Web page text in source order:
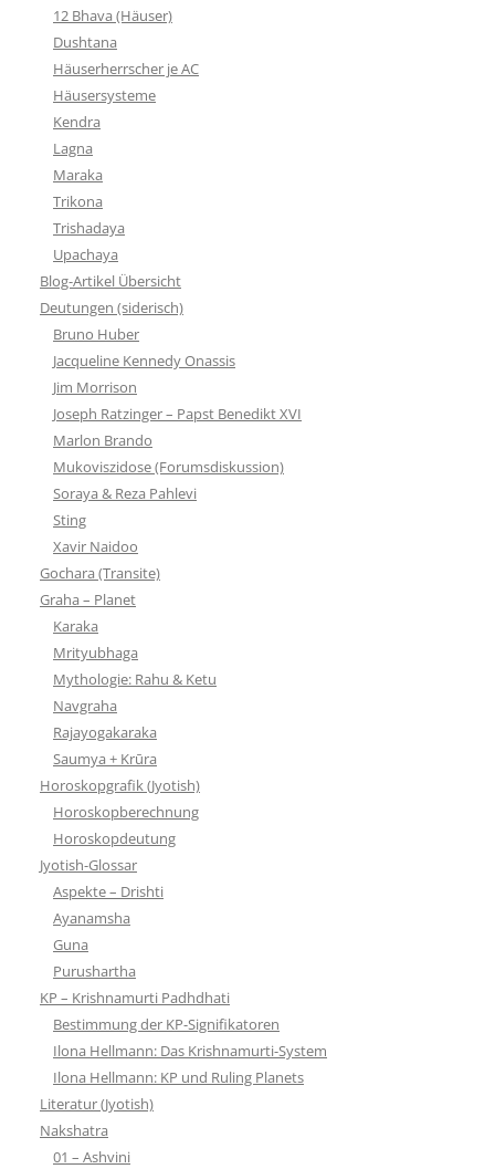
12 Bhava (Häuser)
Dushtana
Häuserherrscher je AC
Häusersysteme
Kendra
Lagna
Maraka
Trikona
Trishadaya
Upachaya
Blog-Artikel Übersicht
Deutungen (siderisch)
Bruno Huber
Jacqueline Kennedy Onassis
Jim Morrison
Joseph Ratzinger – Papst Benedikt XVI
Marlon Brando
Mukoviszidose (Forumsdiskussion)
Soraya & Reza Pahlevi
Sting
Xavir Naidoo
Gochara (Transite)
Graha – Planet
Karaka
Mrityubhaga
Mythologie: Rahu & Ketu
Navgraha
Rajayogakaraka
Saumya + Krūra
Horoskopgrafik (Jyotish)
Horoskopberechnung
Horoskopdeutung
Jyotish-Glossar
Aspekte – Drishti
Ayanamsha
Guna
Purushartha
KP – Krishnamurti Padhdhati
Bestimmung der KP-Signifikatoren
Ilona Hellmann: Das Krishnamurti-System
Ilona Hellmann: KP und Ruling Planets
Literatur (Jyotish)
Nakshatra
01 – Ashvini